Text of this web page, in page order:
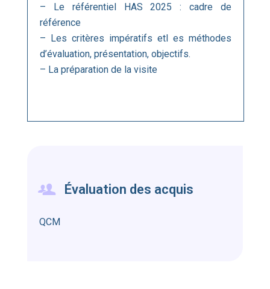
– Le référentiel HAS 2025 : cadre de
référence
– Les critères impératifs etl es méthodes
d’évaluation, présentation, objectifs.
– La préparation de la visite
Évaluation des acquis
QCM